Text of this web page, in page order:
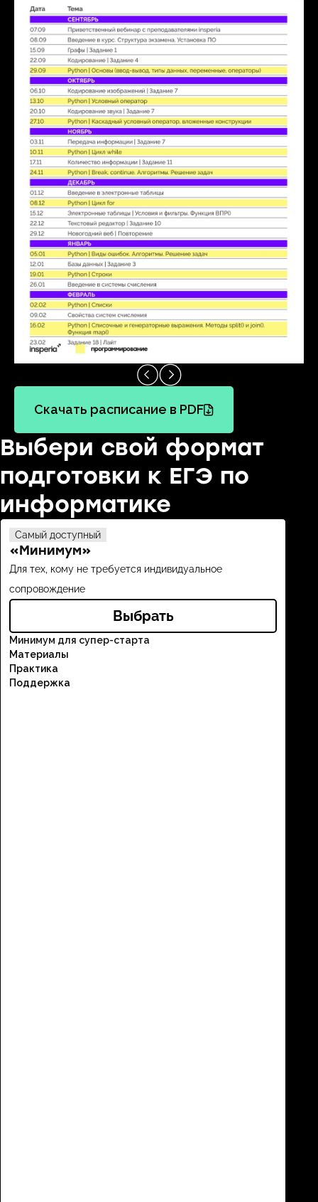
Скачать расписание в PDF
Выбери свой формат
подготовки к ЕГЭ по
информатике
Самый доступный
«Минимум»
Для тех, кому не требуется индивидуальное
сопровождение
Выбрать
Минимум для супер-старта
Материалы
Практика
Поддержка